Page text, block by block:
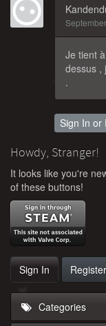
Je tient
dessus ,
.
Sign In or
Howdy, Stranger!
It looks like you're
of these buttons!
Sign In Register
Categories